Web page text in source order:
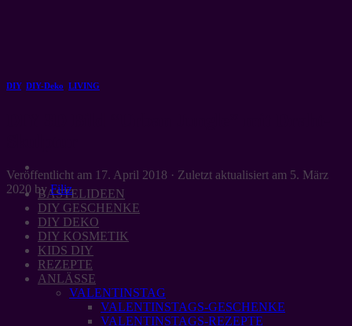
BASTELIDEEN
DIY GESCHENKE
DIY DEKO
DIY KOSMETIK
KIDS DIY
REZEPTE
ANLÄSSE
VALENTINSTAG
VALENTINSTAGS-GESCHENKE
VALENTINSTAGS-REZEPTE
DIY, DIY-Deko LIVING
Veröffentlicht am 17. April 2018 · Zuletzt aktualisiert am 5. März
2020 byFiliz